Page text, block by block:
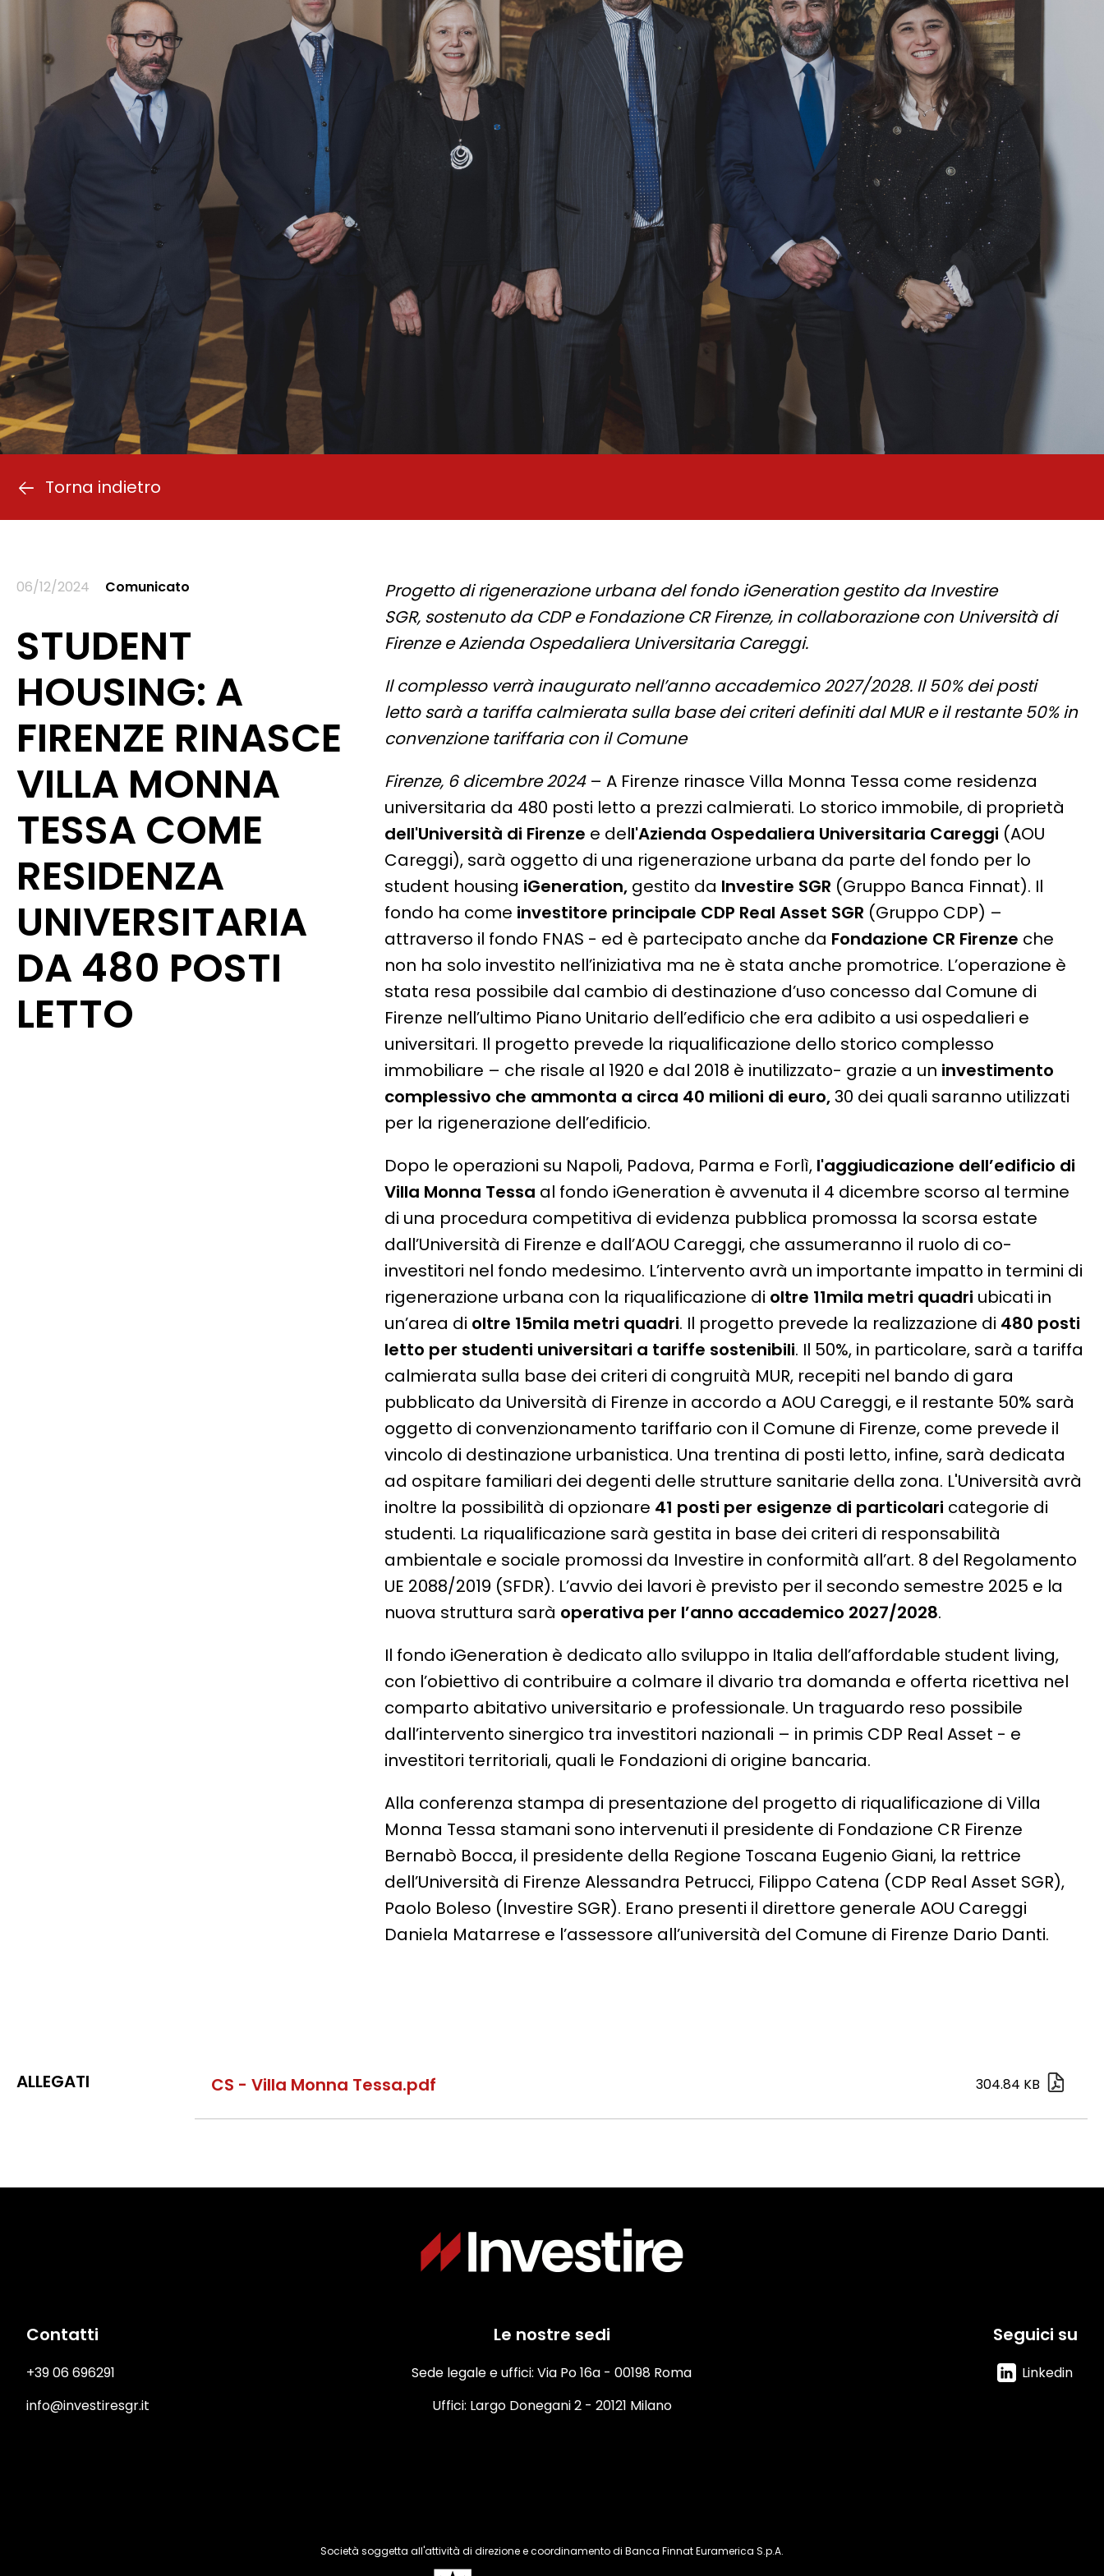
Torna indietro
06/12/2024 Comunicato
STUDENT
HOUSING: A
FIRENZE RINASCE
VILLA MONNA
TESSA COME
RESIDENZA
UNIVERSITARIA
DA 480 POSTI
LETTO
Progetto di rigenerazione urbana del fondo iGeneration gestito da Investire
SGR, sostenuto da CDP e Fondazione CR Firenze, in collaborazione con Università di
Firenze e Azienda Ospedaliera Universitaria Careggi.
Il complesso verrà inaugurato nell’anno accademico 2027/2028. Il 50% dei posti
letto sarà a tariffa calmierata sulla base dei criteri definiti dal MUR e il restante 50% in
convenzione tariffaria con il Comune
Firenze, 6 dicembre 2024– A Firenze rinasce Villa Monna Tessa come residenza
universitaria da 480 posti letto a prezzi calmierati. Lo storico immobile, di proprietà
dell'Università di Firenze e dell'Azienda Ospedaliera Universitaria Careggi (AOU
Careggi), sarà oggetto di una rigenerazione urbana da parte del fondo per lo
student housing iGeneration,gestito da Investire SGR (Gruppo Banca Finnat). Il
fondo ha come investitore principale CDP Real Asset SGR (Gruppo CDP) –
attraverso il fondo FNAS - ed è partecipato anche da Fondazione CR Firenze che
non ha solo investito nell’iniziativa ma ne è stata anche promotrice. L’operazione è
stata resa possibile dal cambio di destinazione d’uso concesso dal Comune di
Firenze nell’ultimo Piano Unitario dell’edificio che era adibito a usi ospedalieri e
universitari. Il progetto prevede la riqualificazione dello storico complesso
immobiliare – che risale al 1920 e dal 2018 è inutilizzato- grazie a un investimento
complessivo che ammonta a circa 40 milioni di euro,30 dei quali saranno utilizzati
per la rigenerazione dell’edificio.
Dopo le operazioni su Napoli, Padova, Parma e Forlì, l'aggiudicazione dell’edificio di
Villa Monna Tessa al fondo iGeneration è avvenuta il 4 dicembre scorso al termine
di una procedura competitiva di evidenza pubblica promossa la scorsa estate
dall’Università di Firenze e dall’AOU Careggi, che assumeranno il ruolo di co-
investitori nel fondo medesimo. L’intervento avrà un importante impatto in termini di
rigenerazione urbana con la riqualificazione di oltre 11mila metri quadri ubicati in
un’area di oltre 15mila metri quadri. Il progetto prevede la realizzazione di 480 posti
letto per studenti universitari a tariffe sostenibili. Il 50%, in particolare, sarà a tariffa
calmierata sulla base dei criteri di congruità MUR, recepiti nel bando di gara
pubblicato da Università di Firenze in accordo a AOU Careggi, e il restante 50% sarà
oggetto di convenzionamento tariffario con il Comune di Firenze, come prevede il
vincolo di destinazione urbanistica. Una trentina di posti letto, infine, sarà dedicata
ad ospitare familiari dei degenti delle strutture sanitarie della zona. L'Università avrà
inoltre la possibilità di opzionare 41 posti per esigenze di particolari categorie di
studenti. La riqualificazione sarà gestita in base dei criteri di responsabilità
ambientale e sociale promossi da Investire in conformità all’art. 8 del Regolamento
UE 2088/2019 (SFDR). L’avvio dei lavori è previsto per il secondo semestre 2025 e la
nuova struttura sarà operativa per l’anno accademico 2027/2028.
Il fondo iGeneration è dedicato allo sviluppo in Italia dell’affordable student living,
con l’obiettivo di contribuire a colmare il divario tra domanda e offerta ricettiva nel
comparto abitativo universitario e professionale. Un traguardo reso possibile
dall’intervento sinergico tra investitori nazionali – in primis CDP Real Asset - e
investitori territoriali, quali le Fondazioni di origine bancaria.
Alla conferenza stampa di presentazione del progetto di riqualificazione di Villa
Monna Tessa stamani sono intervenuti il presidente di Fondazione CR Firenze
Bernabò Bocca, il presidente della Regione Toscana Eugenio Giani, la rettrice
dell’Università di Firenze Alessandra Petrucci, Filippo Catena (CDP Real Asset SGR),
Paolo Boleso (Investire SGR). Erano presenti il direttore generale AOU Careggi
Daniela Matarrese e l’assessore all’università del Comune di Firenze Dario Danti.
ALLEGATI CS - Villa Monna Tessa.pdf
Contatti
+39 06 696291
info@investiresgr.it
Le nostre sedi
Sede legale e uffici: Via Po 16a - 00198 Roma
Uffici: Largo Donegani 2 - 20121 Milano
Seguici su
Linkedin
Società soggetta all'attività di direzione e coordinamento di Banca Finnat Euramerica S.p.A.